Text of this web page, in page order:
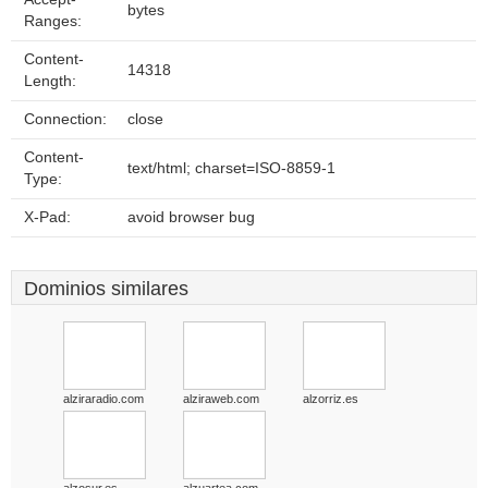
Ranges:
bytes
Content-
Length:
14318
Connection: close
Content-
Type:
text/html; charset=ISO-8859-1
X-Pad: avoid browser bug
Dominios similares
alziraradio.com alziraweb.com alzorriz.es